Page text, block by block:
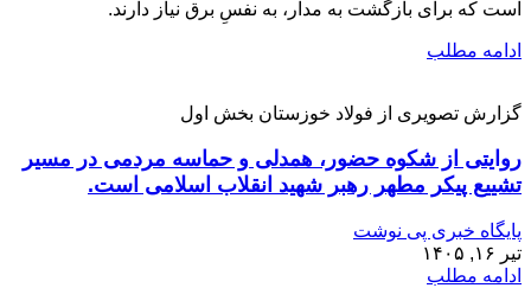
است که برای بازگشت به مدار، به نفسِ برق نیاز دارند.
ادامه مطلب
گزارش تصویری از فولاد خوزستان بخش اول
روایتی از شکوه حضور، همدلی و حماسه مردمی در مسیر
تشییع پیکر مطهر رهبر شهید انقلاب اسلامی است.
پایگاه خبری پی نوشت
تیر ۱۶, ۱۴۰۵
ادامه مطلب